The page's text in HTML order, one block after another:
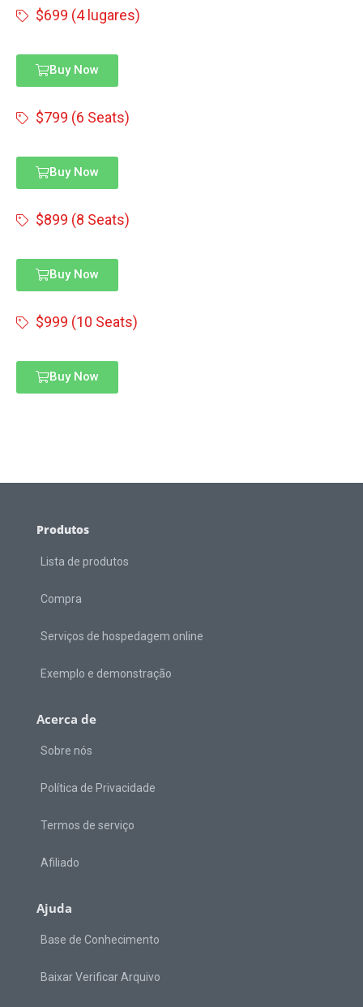
$699 (4 lugares)
Buy Now
$799 (6 Seats)
Buy Now
$899 (8 Seats)
Buy Now
$999 (10 Seats)
Buy Now
Produtos
Lista de produtos
Compra
Serviços de hospedagem online
Exemplo e demonstração
Acerca de
Sobre nós
Política de Privacidade
Termos de serviço
Afiliado
Ajuda
Base de Conhecimento
Baixar Verificar Arquivo